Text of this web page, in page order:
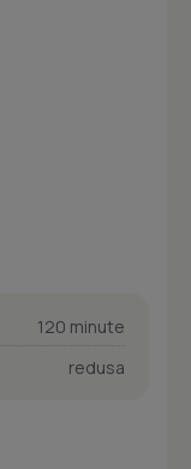
120 minute
redusa